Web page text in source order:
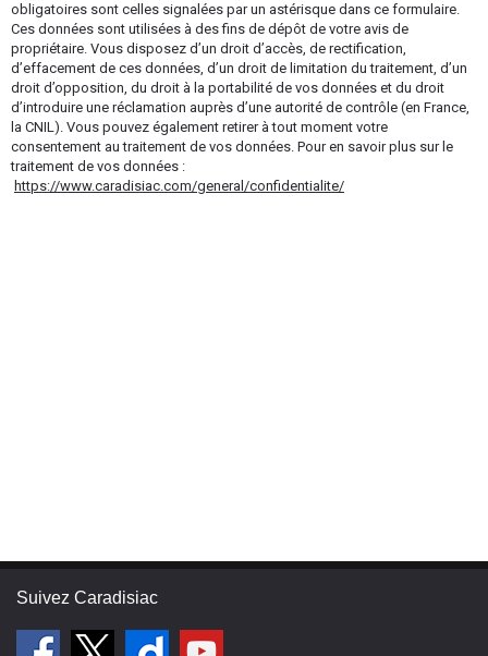
obligatoires sont celles signalées par un astérisque dans ce formulaire.
Ces données sont utilisées à des fins de dépôt de votre avis de
propriétaire. Vous disposez d’un droit d’accès, de rectification,
d’effacement de ces données, d’un droit de limitation du traitement, d’un
droit d’opposition, du droit à la portabilité de vos données et du droit
d’introduire une réclamation auprès d’une autorité de contrôle (en France,
la CNIL). Vous pouvez également retirer à tout moment votre
consentement au traitement de vos données. Pour en savoir plus sur le
traitement de vos données :
https://www.caradisiac.com/general/confidentialite/
Suivez Caradisiac